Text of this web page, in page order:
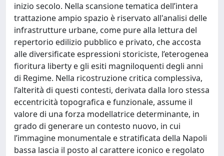
inizio secolo. Nella scansione tematica dell’intera
trattazione ampio spazio è riservato all'analisi delle
infrastrutture urbane, come pure alla lettura del
repertorio edilizio pubblico e privato, che accosta
alle diversificate espressioni storiciste, l’eterogenea
fioritura liberty e gli esiti magniloquenti degli anni
di Regime. Nella ricostruzione critica complessiva,
l’alterità di questi contesti, derivata dalla loro stessa
eccentricità topografica e funzionale, assume il
valore di una forza modellatrice determinante, in
grado di generare un contesto nuovo, in cui
l’immagine monumentale e stratificata della Napoli
bassa lascia il posto al carattere iconico e regolato